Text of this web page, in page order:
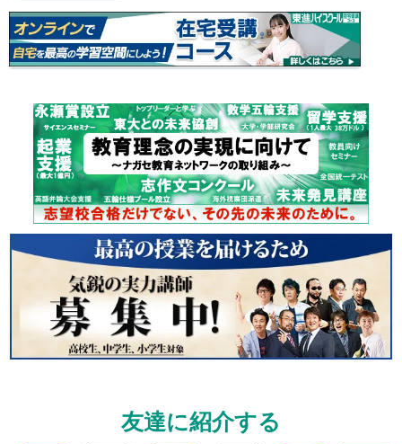
大学入試偏差値ランキング 現役合格
お知らせ・イベント おすすめ
高3生・高2生・高1生対
友達に紹介する